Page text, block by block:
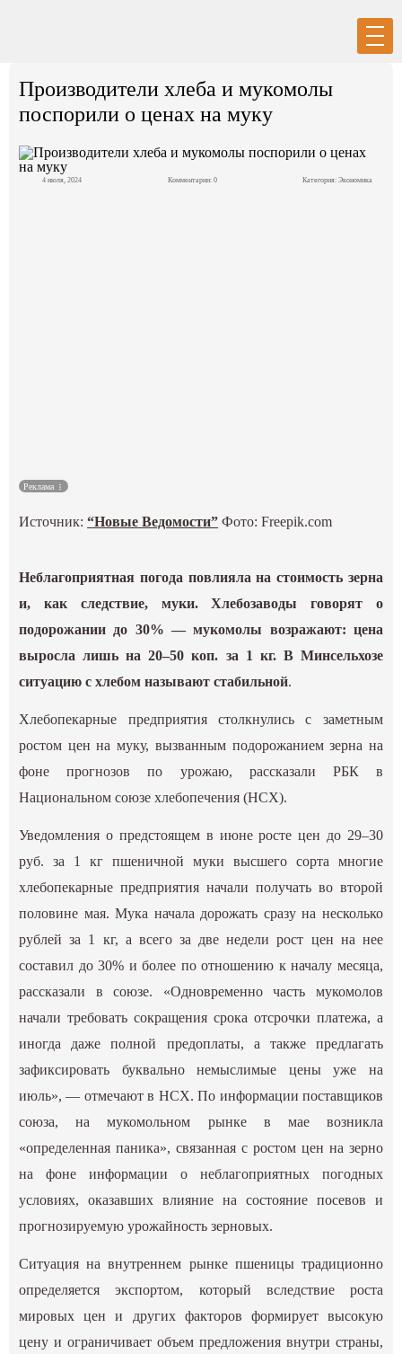
Спецпроекты
Производители хлеба и мукомолы
поспорили о ценах на муку
4 июля, 2024 Комментарии: 0 Категория: Экономика
Реклама
Источник:“Новые Ведомости” Фото: Freepik.com
Неблагоприятная погода повлияла на стоимость зерна
и, как следствие, муки. Хлебозаводы говорят о
подорожании до 30% — мукомолы возражают: цена
выросла лишь на 20–50 коп. за 1 кг. В Минсельхозе
ситуацию с хлебом называют стабильной.
Хлебопекарные предприятия столкнулись с заметным
ростом цен на муку, вызванным подорожанием зерна на
фоне прогнозов по урожаю, рассказали РБК в
Национальном союзе хлебопечения (НСХ).
Уведомления о предстоящем в июне росте цен до 29–30
руб. за 1 кг пшеничной муки высшего сорта многие
хлебопекарные предприятия начали получать во второй
половине мая. Мука начала дорожать сразу на несколько
рублей за 1 кг, а всего за две недели рост цен на нее
составил до 30% и более по отношению к началу месяца,
рассказали в союзе. «Одновременно часть мукомолов
начали требовать сокращения срока отсрочки платежа, а
иногда даже полной предоплаты, а также предлагать
зафиксировать буквально немыслимые цены уже на
июль», — отмечают в НСХ. По информации поставщиков
союза, на мукомольном рынке в мае возникла
«определенная паника», связанная с ростом цен на зерно
на фоне информации о неблагоприятных погодных
условиях, оказавших влияние на состояние посевов и
прогнозируемую урожайность зерновых.
Ситуация на внутреннем рынке пшеницы традиционно
определяется экспортом, который вследствие роста
мировых цен и других факторов формирует высокую
цену и ограничивает объем предложения внутри страны,